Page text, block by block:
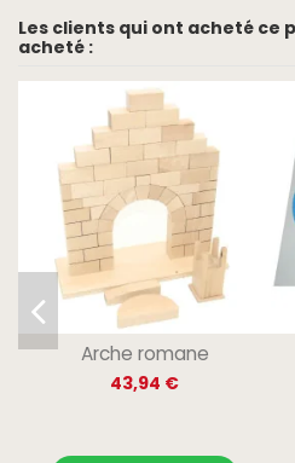
Les clients qui ont acheté ce
acheté :
Arche romane
43,94 €